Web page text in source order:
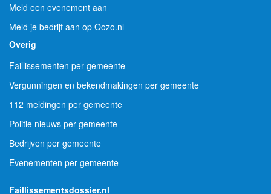
Meld een evenement aan
Meld je bedrijf aan op Oozo.nl
Overig
Faillissementen per gemeente
Vergunningen en bekendmakingen per gemeente
112 meldingen per gemeente
Politie nieuws per gemeente
Bedrijven per gemeente
Evenementen per gemeente
Faillissementsdossier.nl